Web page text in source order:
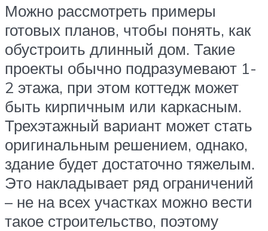
Можно рассмотреть примеры
готовых планов, чтобы понять, как
обустроить длинный дом. Такие
проекты обычно подразумевают 1-
2 этажа, при этом коттедж может
быть кирпичным или каркасным.
Трехэтажный вариант может стать
оригинальным решением, однако,
здание будет достаточно тяжелым.
Это накладывает ряд ограничений
– не на всех участках можно вести
такое строительство, поэтому